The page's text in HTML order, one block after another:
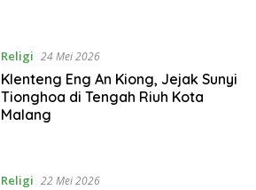
Religi 24 Mei 2026
Klenteng Eng An Kiong, Jejak Sunyi
Tionghoa di Tengah Riuh Kota
Malang
Religi 22 Mei 2026